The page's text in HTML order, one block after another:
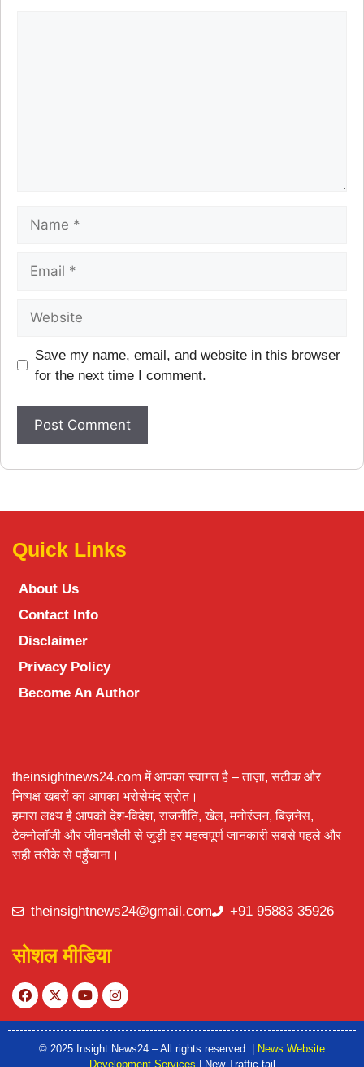
Save my name, email, and website in this browser
for the next time I comment.
Quick Links
About Us
Contact Info
Disclaimer
Privacy Policy
Become An Author
theinsightnews24.com में आपका स्वागत है – ताज़ा, सटीक और
निष्पक्ष खबरों का आपका भरोसेमंद स्रोत।
हमारा लक्ष्य है आपको देश-विदेश, राजनीति, खेल, मनोरंजन, बिज़नेस,
टेक्नोलॉजी और जीवनशैली से जुड़ी हर महत्वपूर्ण जानकारी सबसे पहले और
सही तरीके से पहुँचाना।
theinsightnews24@gmail.com +91 95883 35926
सोशल मीडिया
© 2025 Insight News24 – All rights reserved. |
News Website
Development Services
| New Traffic tail